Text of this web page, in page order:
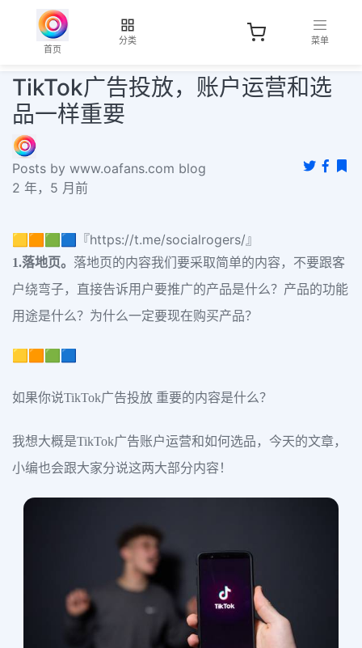
首页
分类 菜单
TikTok广告投放，账户运营和选
品一样重要
Posts by www.oafans.com blog
2 年，5 月前
🟨🟧🟩🟦『https://t.me/socialrogers/』
1.落地页。 落地页的内容我们要采取简单的内容，不要跟客
户绕弯子，直接告诉用户要推广的产品是什么？产品的功能
用途是什么？为什么一定要现在购买产品？
🟨🟧🟩🟦
如果你说TikTok广告投放 重要的内容是什么？
我想大概是TikTok广告账户运营和如何选品，今天的文章，
小编也会跟大家分说这两大部分内容！